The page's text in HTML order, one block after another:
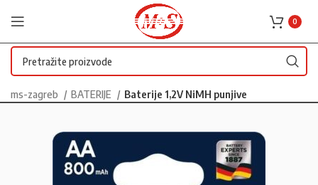
0
ms-zagreb BATERIJE Baterije 1,2V NiMH punjive